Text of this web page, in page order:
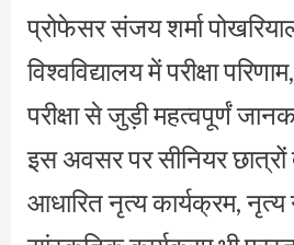
प्रोफेसर संजय शर्मा
विश्वविद्यालय में परीक्षा
परीक्षा से जुड़ी महत्वपूर्णं
इस अवसर पर सीनियर छात्रों
आधारित नृत्य कार्यक्रम,